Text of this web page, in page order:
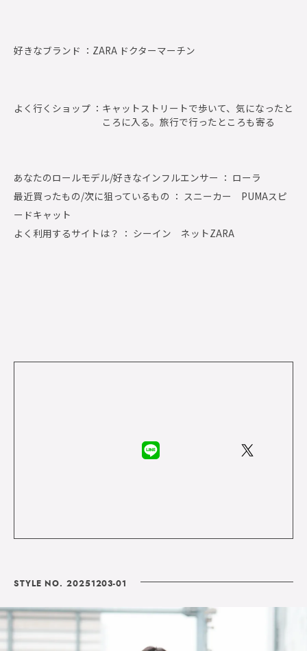
好きなブランド ： ZARA ドクターマーチン
よく行くショップ ： キャットストリートで歩いて、気になったと
ころに入る。旅行で行ったところも寄る
あなたのロールモデル/好きなインフルエンサー ： ローラ
最近買ったもの/次に狙っているもの ： スニーカー PUMAスピ
ードキャット
よく利用するサイトは？ ： シーイン ネットZARA
STYLE NO. 20251203-01